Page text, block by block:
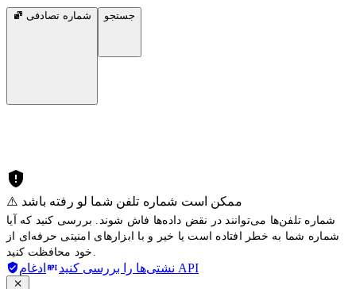
شماره تصادفی جستجو
⚠️ ممکن است شماره تلفن شما لو رفته باشد
شماره تلفن‌ها می‌توانند در نقض داده‌ها فاش شوند. بررسی کنید که آیا
شماره شما به خطر افتاده است یا خیر و با ابزارهای امنیتی حرفه‌ای از
نشتی‌ها را بررسی کنید ادغام API